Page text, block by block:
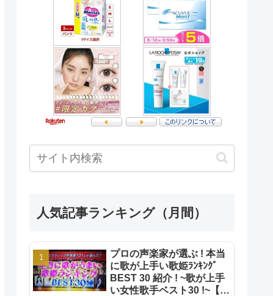
人気記事ランキング（月間）
プロの声楽家が選ぶ ! 本当
に歌が上手い歌姫ﾗﾝｷﾝｸﾞ
BEST 30 紹介 ! ~歌が上手
い女性歌手ベスト30 !~【本